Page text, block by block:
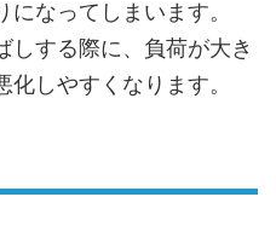
なってしまいます。
しする際に、負荷が大き
しやすくなります。